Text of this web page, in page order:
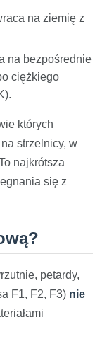
na ziemię z
na bezpośrednie
ciężkiego
których
strzelnicy, w
najkrótsza
się z
petardy,
F1, F2, F3) nie